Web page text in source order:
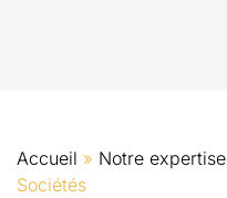
Accueil » Notre expertise
Sociétés